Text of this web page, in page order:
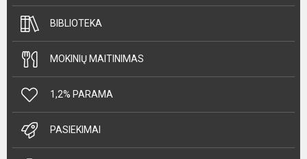
BIBLIOTEKA
MOKINIŲ MAITINIMAS
1,2% PARAMA
PASIEKIMAI